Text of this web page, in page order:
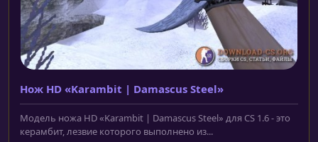
Нож HD «Karambit | Damasсus Steel»
Модель ножа HD «Karambit | Damasсus Steel» для CS 1.6 - это
керамбит, лезвие которого выполнено из...